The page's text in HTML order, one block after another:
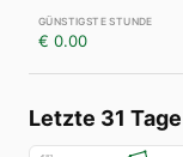
€ 0.00
Letzte 31 Tage